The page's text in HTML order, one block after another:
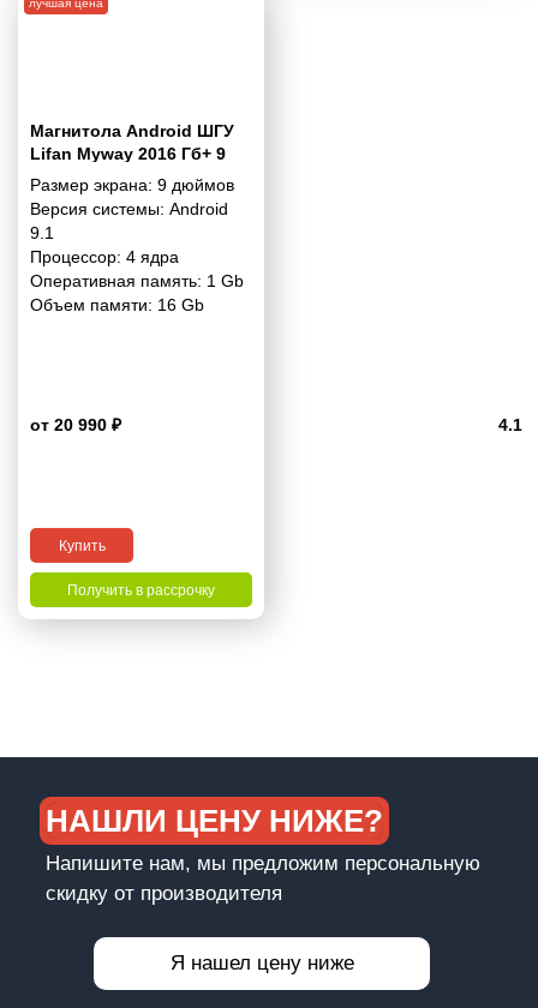
Магнитола Android ШГУ
Lifan Myway 2016 Гб+ 9
дюймов - 9.1 1/16 Гб
Simple
Размер экрана: 9 дюймов
Версия системы: Android
9.1
Процессор: 4 ядра
Оперативная память: 1 Gb
Объем памяти: 16 Gb
от 20 990 ₽ 4.1
Купить
Получить в рассрочку
лучшая цена
НАШЛИ ЦЕНУ НИЖЕ?
Напишите нам, мы предложим персональную
скидку от производителя
Я нашел цену ниже